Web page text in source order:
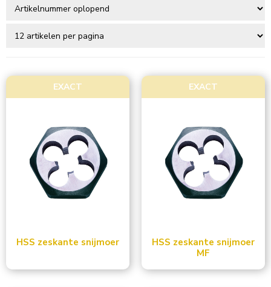
EXACT
HSS zeskante snijmoer
EXACT
HSS zeskante snijmoer
MF